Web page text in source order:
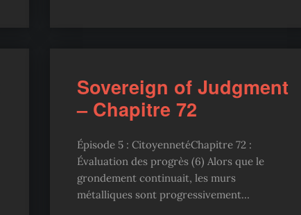
Sovereign of Judgment
– Chapitre 72
Épisode 5 : CitoyennetéChapitre 72 :
Évaluation des progrès (6) Alors que le
grondement continuait, les murs
métalliques sont progressivement…